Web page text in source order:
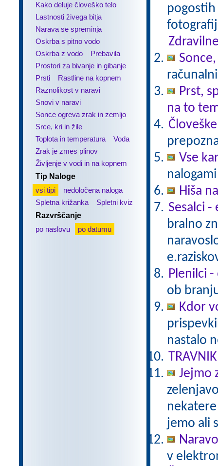
Kako deluje človeško telo
Lastnosti živega bitja
Narava se spreminja
Oskrba s pitno vodo
Oskrba z vodo
Prebavila
Prostori za bivanje in gibanje
Prsti
Rastline na kopnem
Raznolikost v naravi
Snovi v naravi
Sonce ogreva zrak in zemljo
Srce, kri in žile
Toplota in temperatura
Voda
Zrak je zmes plinov
Življenje v vodi in na kopnem
Tip Naloge
vsi tipi
nedoločena naloga
Spletna križanka
Spletni kviz
Razvrščanje
po naslovu
po datumu
pogostih
Prst,
na to
Vse
Hiša
Sesalci -
bralno
Plenilci -
ob
Kdor
nastalo
TRAVNIK
Jejmo
jemo ali
v